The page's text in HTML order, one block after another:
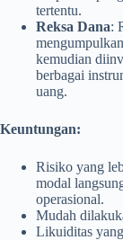
tertentu.
Reksa Dana:
kemudian
berbagai
uang.
Keuntungan:
Risiko yang
modal
operasional.
Mudah
Likuiditas